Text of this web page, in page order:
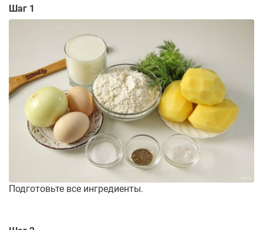
Шаг 1
Подготовьте все ингредиенты.